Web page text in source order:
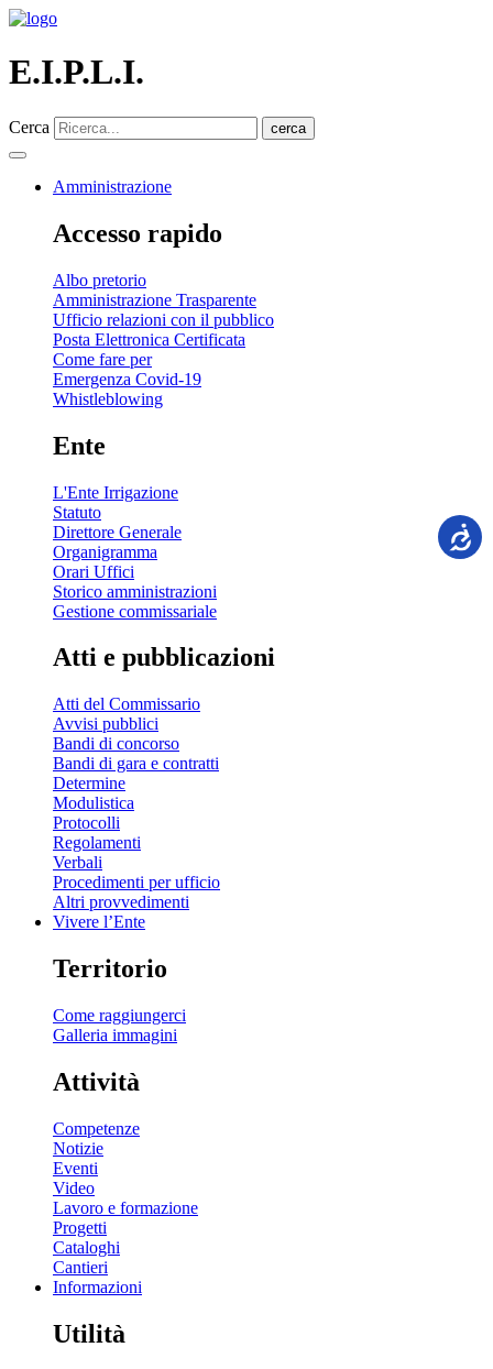
E.I.P.L.I.
Cerca cerca
Amministrazione
Accesso rapido
Albo pretorio
Amministrazione Trasparente
Ufficio relazioni con il pubblico
Posta Elettronica Certificata
Come fare per
Emergenza Covid-19
Whistleblowing
Ente
L'Ente Irrigazione
Statuto
Direttore Generale
Organigramma
Orari Uffici
Storico amministrazioni
Gestione commissariale
Atti e pubblicazioni
Atti del Commissario
Avvisi pubblici
Bandi di concorso
Bandi di gara e contratti
Determine
Modulistica
Protocolli
Regolamenti
Verbali
Procedimenti per ufficio
Altri provvedimenti
Vivere l’Ente
Territorio
Come raggiungerci
Galleria immagini
Attività
Competenze
Notizie
Eventi
Video
Lavoro e formazione
Progetti
Cataloghi
Cantieri
Informazioni
Utilità